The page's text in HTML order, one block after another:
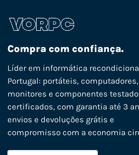
Compra com confiança.
Líder em informática
Portugal: portáteis, computadores,
monitores e componentes
certificados, com garantia até 3
envios e devoluções grátis e
compromisso com a economia